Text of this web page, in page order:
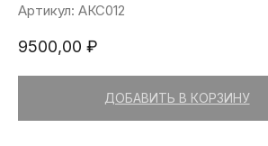
Артикул: АКС012
9500,00 ₽
ДОБАВИТЬ В КОРЗИНУ